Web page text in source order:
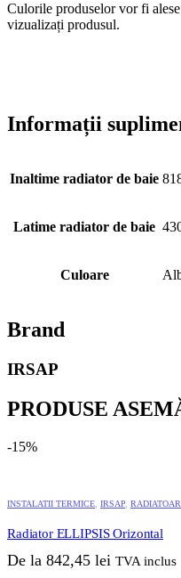
Culorile produselor vor fi
vizualizați produsul.
Informații
Inaltime radiator de baie
Latime radiator de baie
Culoare
Brand
IRSAP
PRODUSE
-15%
are
mai
multe
variații.
INSTALATII TERMICE IRSAP
Radiator ELLIPSIS Orizontal
De la 842,45 lei TVA inclus